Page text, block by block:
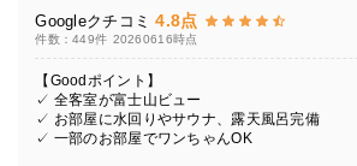
Googleクチコミ 4.8点
件数：449件 20260616時点
【Goodポイント】
✓ 全客室が富士山ビュー
✓ お部屋に水回りやサウナ、露天風呂完備
✓ 一部のお部屋でワンちゃんOK